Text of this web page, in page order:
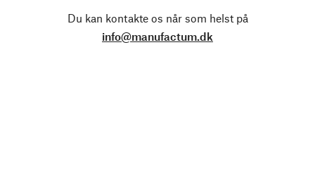
Du kan kontakte os når som helst på
info@manufactum.dk